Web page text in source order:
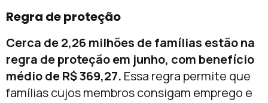
Regra de proteção
Cerca de 2,26 milhões de famílias estão na
regra de proteção em junho, com benefício
médio de R$ 369,27. Essa regra permite que
famílias cujos membros consigam emprego e